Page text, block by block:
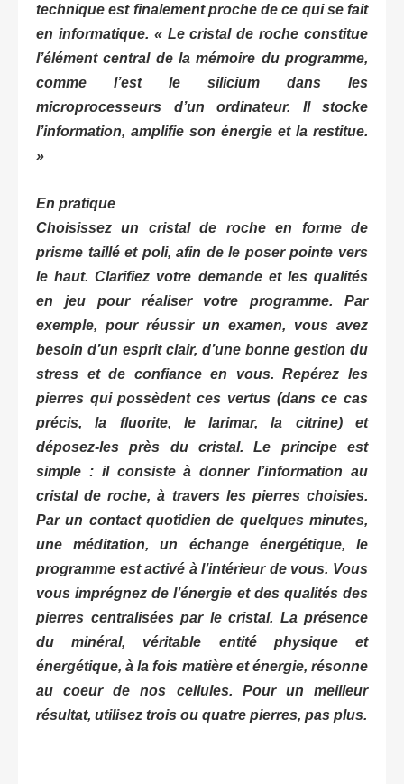
technique est finalement proche de ce qui se fait
en informatique. « Le cristal de roche constitue
l’élément central de la mémoire du programme,
comme l’est le silicium dans les
microprocesseurs d’un ordinateur. Il stocke
l’information, amplifie son énergie et la restitue.
»
En pratique
Choisissez un cristal de roche en forme de
prisme taillé et poli, afin de le poser pointe vers
le haut. Clarifiez votre demande et les qualités
en jeu pour réaliser votre programme. Par
exemple, pour réussir un examen, vous avez
besoin d’un esprit clair, d’une bonne gestion du
stress et de confiance en vous. Repérez les
pierres qui possèdent ces vertus (dans ce cas
précis, la fluorite, le larimar, la citrine) et
déposez-les près du cristal. Le principe est
simple : il consiste à donner l’information au
cristal de roche, à travers les pierres choisies.
Par un contact quotidien de quelques minutes,
une méditation, un échange énergétique, le
programme est activé à l’intérieur de vous. Vous
vous imprégnez de l’énergie et des qualités des
pierres centralisées par le cristal. La présence
du minéral, véritable entité physique et
énergétique, à la fois matière et énergie, résonne
au coeur de nos cellules. Pour un meilleur
résultat, utilisez trois ou quatre pierres, pas plus.